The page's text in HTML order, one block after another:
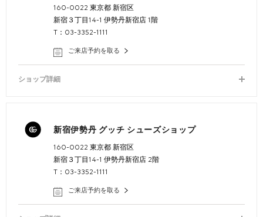
160-0022 東京都 新宿区
新宿３丁目14-1 伊勢丹新宿店 1階
T：03-3352-1111
ご来店予約を取る
ショップ詳細
新宿伊勢丹 グッチ シューズショップ
160-0022 東京都 新宿区
新宿３丁目14-1 伊勢丹新宿店 2階
T：03-3352-1111
ご来店予約を取る